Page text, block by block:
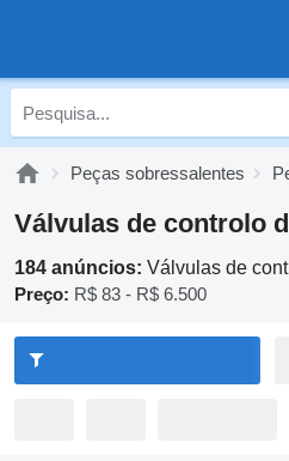
Peças sobressalentes
Válvulas de controlo
184 anúncios: Válvulas de
Preço: R$ 83 - R$ 6.500